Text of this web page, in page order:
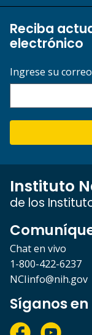
Reciba
electrónico
Ingrese su
Instituto
de los
Chat en vivo
1-800-422-6237
NCIinfo@nih.gov
Síganos en